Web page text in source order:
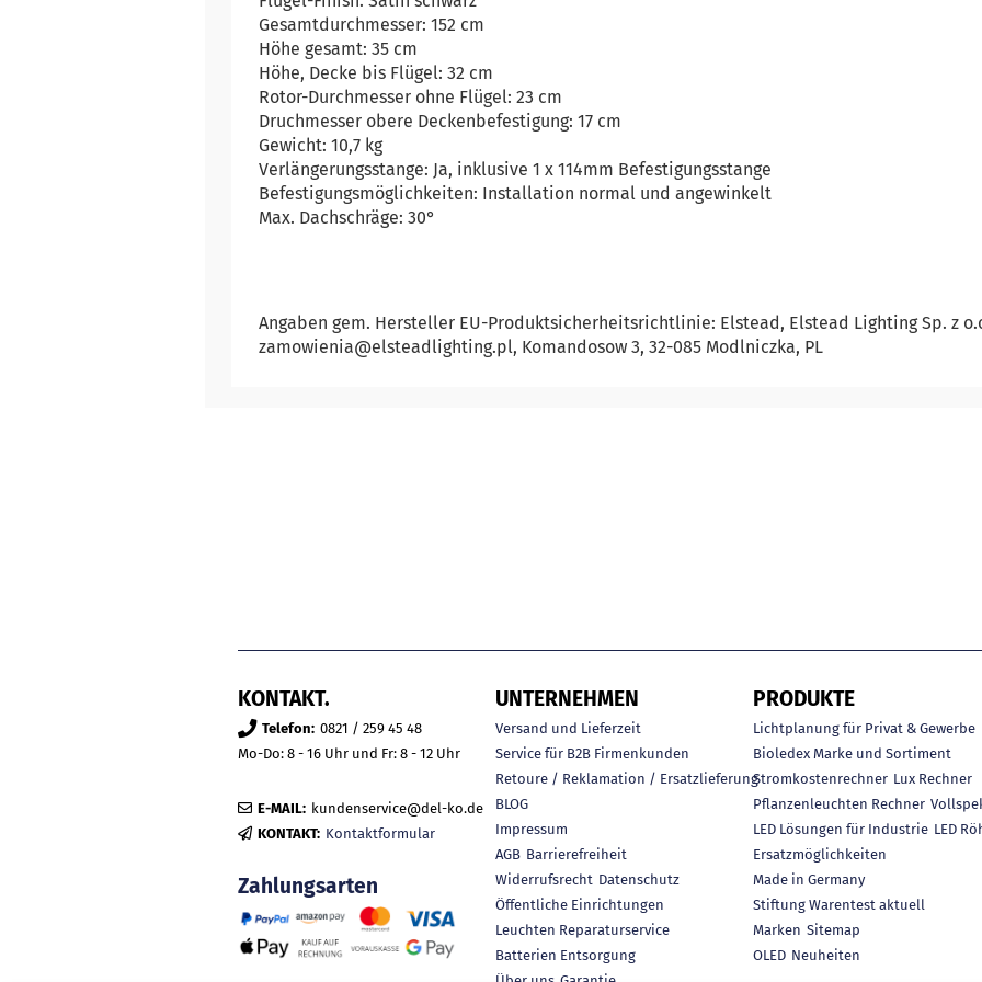
Gesamtdurchmesser: 152 cm
Höhe gesamt: 35 cm
Höhe, Decke bis Flügel: 32 cm
Rotor-Durchmesser ohne Flügel: 23 cm
Druchmesser obere Deckenbefestigung: 17 cm
Gewicht: 10,7 kg
Verlängerungsstange: Ja, inklusive 1 x 114mm Befestigungsstange
Befestigungsmöglichkeiten: Installation normal und angewinkelt
Max. Dachschräge: 30°
Angaben gem. Hersteller EU-Produktsicherheitsrichtlinie: Elstead, Elstead Lighting Sp. z
zamowienia@elsteadlighting.pl, Komandosow 3, 32-085 Modlniczka, PL
KONTAKT.
Telefon: 0821 / 259 45 48
Mo-Do: 8 - 16 Uhr und Fr: 8 - 12 Uhr
E-MAIL: kundenservice@del-ko.de
KONTAKT: Kontaktformular
Zahlungsarten
UNTERNEHMEN
Versand und Lieferzeit
Service für B2B Firmenkunden
Retoure / Reklamation / Ersatzlieferung
BLOG
Impressum
AGB Barrierefreiheit
Widerrufsrecht Datenschutz
Öffentliche Einrichtungen
Leuchten Reparaturservice
Batterien Entsorgung
PRODUKTE
Lichtplanung für Privat & Gewerbe
Bioledex Marke und Sortiment
Stromkostenrechner Lux Rechner
Pflanzenleuchten Rechner
LED Lösungen für Industrie LED
Ersatzmöglichkeiten
Made in Germany
Stiftung Warentest aktuell
Marken Sitemap
OLED Neuheiten